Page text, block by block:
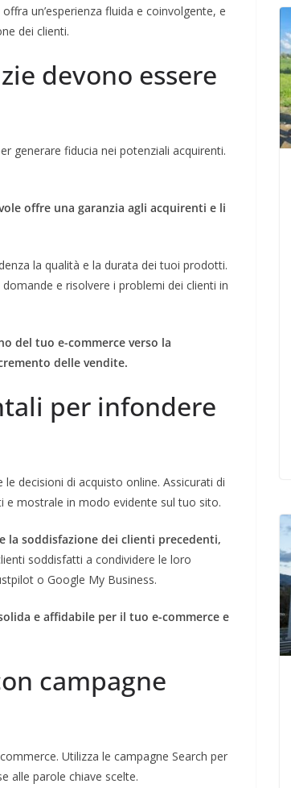
un’esperienza fluida e coinvolgente, e
dei clienti.
devono essere
generare fiducia nei potenziali acquirenti.
offre una garanzia agli acquirenti e li
la qualità e la durata dei tuoi prodotti.
e risolvere i problemi dei clienti in
del tuo e-commerce verso la
delle vendite.
per infondere
decisioni di acquisto online. Assicurati di
e mostrale in modo evidente sul tuo sito.
la soddisfazione dei clienti precedenti,
soddisfatti a condividere le loro
o Google My Business.
e affidabile per il tuo e-commerce e
campagne
Utilizza le campagne Search per
alle parole chiave scelte.